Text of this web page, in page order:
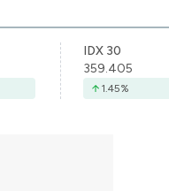
IDX 30
359.405
1.45%